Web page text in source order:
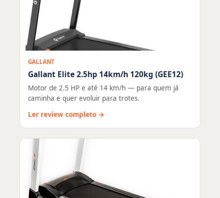
GALLANT
Gallant Elite 2.5hp 14km/h 120kg (GEE12)
Motor de 2.5 HP e até 14 km/h — para quem já
caminha e quer evoluir para trotes.
Ler review completo →